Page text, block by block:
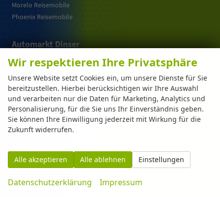
Morelo Reisemobile
Phoenix Reisemobile
Automarkt Dinser
Über uns
Jobs & Karriere
Kontakt
Ansprechpartner
Für Händler (B2B)
Impressum
Fragen & Antworten
Widerrufsbelehrung und -formular
Wir respektieren Ihre Privatsphäre
Unsere Website setzt Cookies ein, um unsere Dienste für Sie
bereitzustellen. Hierbei berücksichtigen wir Ihre Auswahl
und verarbeiten nur die Daten für Marketing, Analytics und
Personalisierung, für die Sie uns Ihr Einverständnis geben.
Sie können Ihre Einwilligung jederzeit mit Wirkung für die
Zukunft widerrufen.
Alle akzeptieren Alle ablehnen Einstellungen
Datenschutzerklärung Impressum